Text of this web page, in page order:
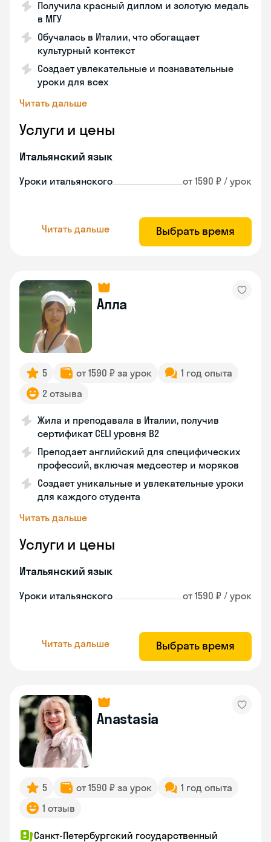
Получила красный диплом и золотую медаль
в МГУ
Обучалась в Италии, что обогащает
культурный контекст
Создает увлекательные и познавательные
уроки для всех
Читать дальше
Услуги и цены
Итальянский язык
Уроки итальянского от 1590 ₽ / урок
Читать дальше Выбрать время
Алла
5 от 1590 ₽ за урок
1 год опыта
2 отзыва
Жила и преподавала в Италии, получив
сертификат CELI уровня В2
Преподает английский для специфических
профессий, включая медсестер и моряков
Создает уникальные и увлекательные уроки
для каждого студента
Читать дальше
Услуги и цены
Итальянский язык
Уроки итальянского от 1590 ₽ / урок
Читать дальше Выбрать время
Anastasia
5 от 1590 ₽ за урок
1 год опыта
1 отзыв
Санкт-Петербургский государственный